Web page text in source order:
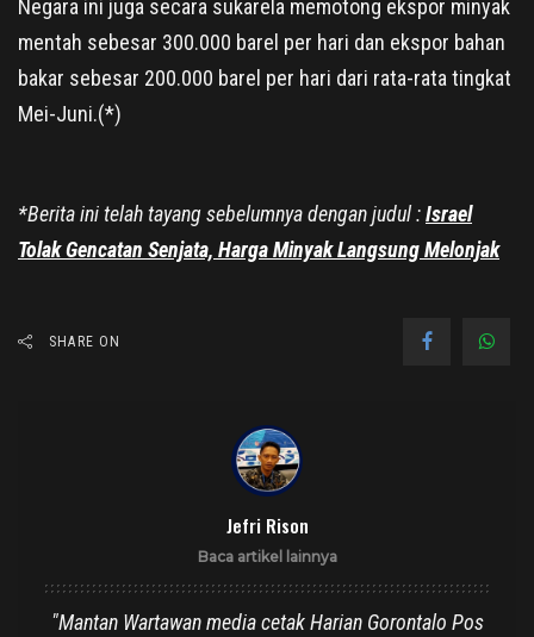
Negara ini juga secara sukarela memotong ekspor minyak
mentah sebesar 300.000 barel per hari dan ekspor bahan
bakar sebesar 200.000 barel per hari dari rata-rata tingkat
Mei-Juni.(*)
*Berita ini telah tayang sebelumnya dengan judul :Israel
Tolak Gencatan Senjata, Harga Minyak Langsung Melonjak
SHARE ON
Jefri Rison
Baca artikel lainnya
"Mantan Wartawan media cetak Harian Gorontalo Pos